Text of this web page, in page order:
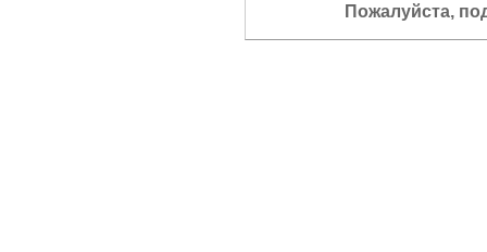
Пожалуйста,